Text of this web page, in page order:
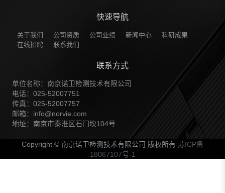
快速导航
关于我们 公司资质 公司业绩 新闻中心
科研成果
在线招聘
联系我们
联系方式
单位名称：南京诺卫检测技术有限公司
电话：025-52007751
传真：025-52007757
邮箱：info@norvie.com
地址：南京市秦淮区石门坎104号
Copyright © 南京诺卫检测技术有限公司 版权所有 苏ICP备
18067107号-1